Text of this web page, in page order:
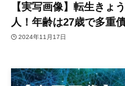
【実写画像】転生きょ
人！年齢は27歳で多重
2024年11月17日